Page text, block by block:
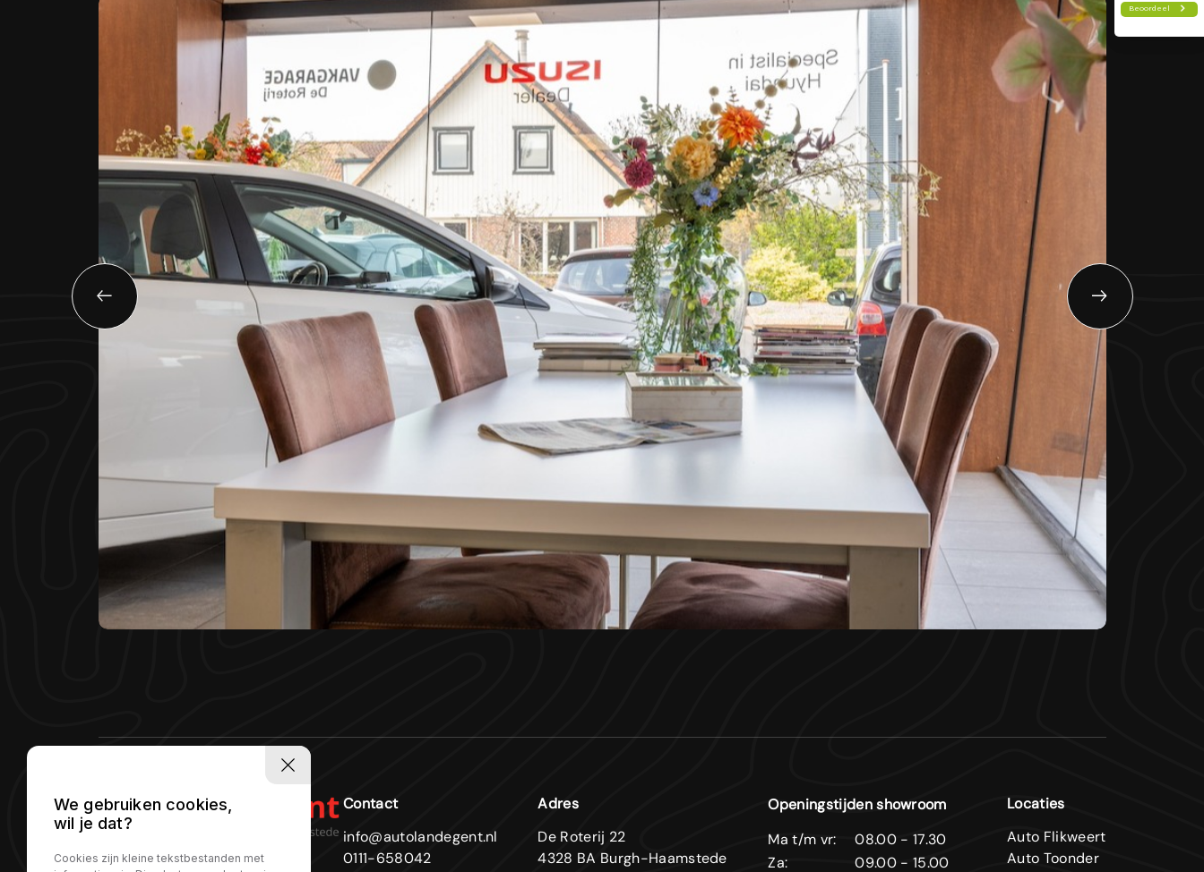
Contact
info@autolandegent.nl
0111-658042
Adres
De Roterij 22
4328 BA Burgh-Haamstede
Openingstijden showroom
Ma t/m vr:
08.00 - 17.30
Za:
09.00 - 15.00
Locaties
Auto Flikweert
Auto Toonder
We gebruiken cookies,
wil je dat?
Cookies zijn kleine tekstbestanden met